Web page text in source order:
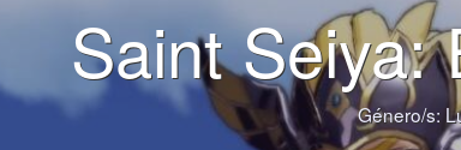
Saint Seiya:
Género/s: